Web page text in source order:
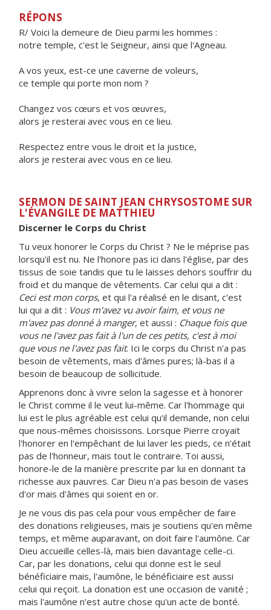
RÉPONS
R/ Voici la demeure de Dieu parmi les hommes :
notre temple, c'est le Seigneur, ainsi que l'Agneau.
A vos yeux, est-ce une caverne de voleurs,
ce temple qui porte mon nom ?
Changez vos cœurs et vos œuvres,
alors je resterai avec vous en ce lieu.
Respectez entre vous le droit et la justice,
alors je resterai avec vous en ce lieu.
SERMON DE SAINT JEAN CHRYSOSTOME SUR
L'ÉVANGILE DE MATTHIEU
Discerner le Corps du Christ
Tu veux honorer le Corps du Christ ? Ne le méprise pas
lorsqu'il est nu. Ne l'honore pas ici dans l'église, par des
tissus de soie tandis que tu le laisses dehors souffrir du
froid et du manque de vêtements. Car celui qui a dit :
Ceci est mon corps, et qui l'a réalisé en le disant, c'est
lui qui a dit : Vous m'avez vu avoir faim, et vous ne
m'avez pas donné à manger, et aussi : Chaque fois que
vous ne l'avez pas fait à l'un de ces petits, c'est à moi
que vous ne l'avez pas fait. Ici le corps du Christ n'a pas
besoin de vêtements, mais d'âmes pures; là-bas il a
besoin de beaucoup de sollicitude.
Apprenons donc à vivre selon la sagesse et à honorer
le Christ comme il le veut lui-même. Car l'hommage qui
lui est le plus agréable est celui qu'il demande, non celui
que nous-mêmes choisissons. Lorsque Pierre croyait
l'honorer en l'empêchant de lui laver les pieds, ce n'était
pas de l'honneur, mais tout le contraire. Toi aussi,
honore-le de la manière prescrite par lui en donnant ta
richesse aux pauvres. Car Dieu n'a pas besoin de vases
d'or mais d'âmes qui soient en or.
Je ne vous dis pas cela pour vous empêcher de faire
des donations religieuses, mais je soutiens qu'en même
temps, et même auparavant, on doit faire l'aumône. Car
Dieu accueille celles-là, mais bien davantage celle-ci.
Car, par les donations, celui qui donne est le seul
bénéficiaire mais, l'aumône, le bénéficiaire est aussi
celui qui reçoit. La donation est une occasion de vanité ;
mais l'aumône n'est autre chose qu'un acte de bonté.